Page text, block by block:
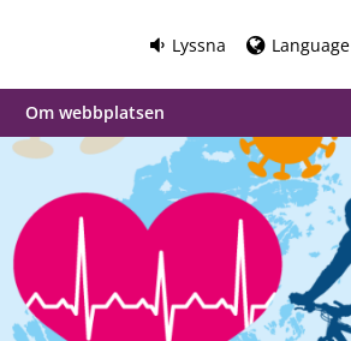
Lyssna Language
Om webbplatsen